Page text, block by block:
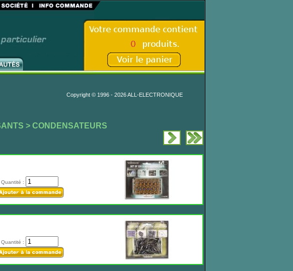
Copyright © 1996 - 2026 ALL-ELECTRONIQUE
> CONDENSATEURS
Quantité :
Quantité :